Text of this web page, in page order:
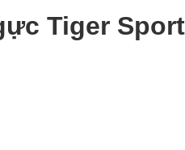
Tiger